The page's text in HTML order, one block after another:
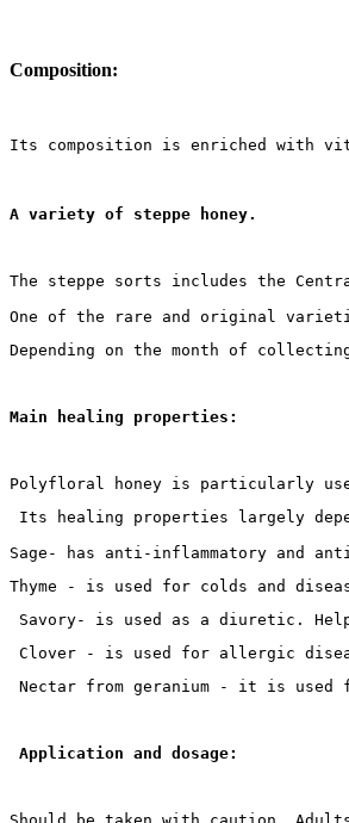
Composition:
Its composition is enriched with
A variety of steppe honey.
The steppe sorts includes the
One of the rare and original
Depending on the month of
Main healing properties:
Polyfloral honey is particularly
Its healing properties largely
Sage- has anti-inflammatory and
Thyme - is used for colds and
Savory- is used as a diuretic.
Clover - is used for allergic
Nectar from geranium - it is used
Application and dosage: